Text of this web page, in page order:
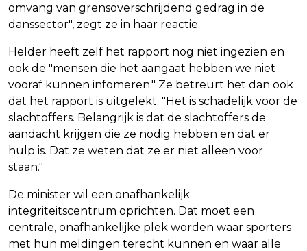
omvang van grensoverschrijdend gedrag in de
danssector", zegt ze in haar reactie.
Helder heeft zelf het rapport nog niet ingezien en
ook de "mensen die het aangaat hebben we niet
vooraf kunnen infomeren." Ze betreurt het dan ook
dat het rapport is uitgelekt. "Het is schadelijk voor de
slachtoffers. Belangrijk is dat de slachtoffers de
aandacht krijgen die ze nodig hebben en dat er
hulp is. Dat ze weten dat ze er niet alleen voor
staan."
De minister wil een onafhankelijk
integriteitscentrum oprichten. Dat moet een
centrale, onafhankelijke plek worden waar sporters
met hun meldingen terecht kunnen en waar alle